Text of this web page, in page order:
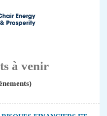
à venir